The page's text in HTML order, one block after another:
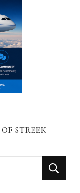
STREEK